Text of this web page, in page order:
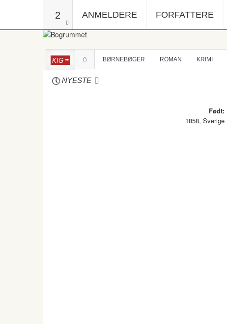
2 ANMELDERE FORFATTERE
KIG BØRNEBØGER ROMAN KRIMI
NYESTE
Født:
1858, Sverige